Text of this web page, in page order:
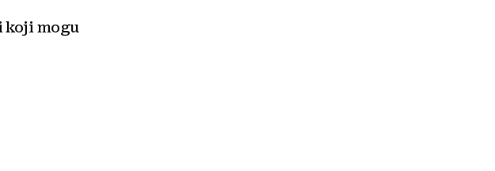
koji mogu